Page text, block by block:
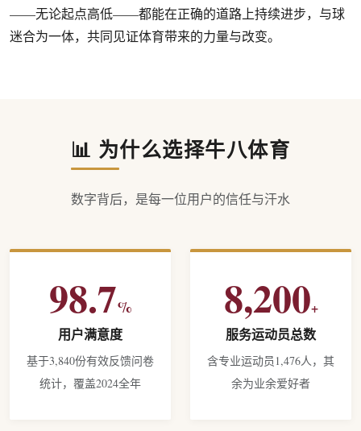
——无论起点高低——都能在正确的道路上持续进步，与球
迷合为一体，共同见证体育带来的力量与改变。
📊 为什么选择牛八体育
数字背后，是每一位用户的信任与汗水
98.7%
用户满意度
基于3,840份有效反馈问卷
统计，覆盖2024全年
8,200+
服务运动员总数
含专业运动员1,476人，其
余为业余爱好者